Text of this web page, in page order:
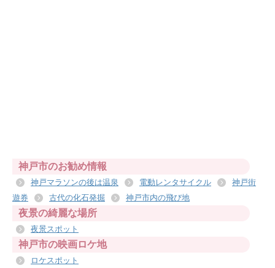
神戸市のお勧め情報
神戸マラソンの後は温泉 電動レンタサイクル
神戸街
遊券
古代の化石発掘 神戸市内の飛び地
夜景の綺麗な場所
夜景スポット
神戸市の映画ロケ地
ロケスポット